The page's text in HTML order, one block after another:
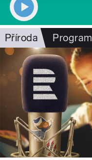
Příroda Program